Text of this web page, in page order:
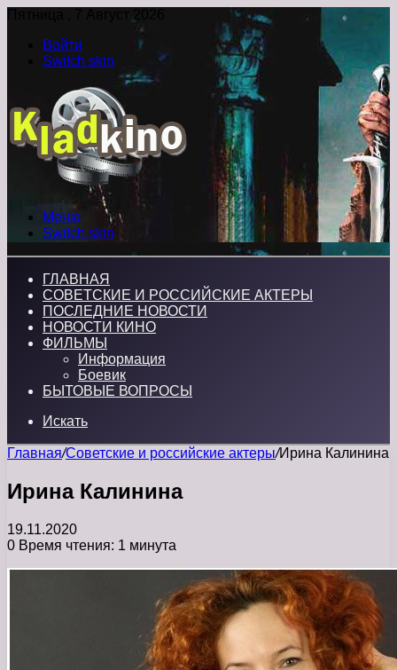
Пятница , 7 Август 2026
Войти
Switch skin
Меню
Switch skin
ГЛАВНАЯ
СОВЕТСКИЕ И РОССИЙСКИЕ АКТЕРЫ
ПОСЛЕДНИЕ НОВОСТИ
НОВОСТИ КИНО
ФИЛЬМЫ
Информация
Боевик
БЫТОВЫЕ ВОПРОСЫ
Искать
Главная/Советские и российские актеры/Ирина Калинина
Ирина Калинина
19.11.2020
0 Время чтения: 1 минута